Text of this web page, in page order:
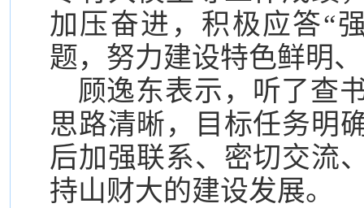
加压奋进，积极应答“
题，努力建设特色鲜明
顾逸东表示，听了查
思路清晰，目标任务明
后加强联系、密切交流
持山财大的建设发展。